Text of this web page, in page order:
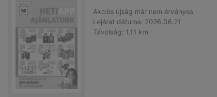
Akciós újság már nem érvényes
Lejárat dátuma: 2026.06.21
Távolság: 1,11 km